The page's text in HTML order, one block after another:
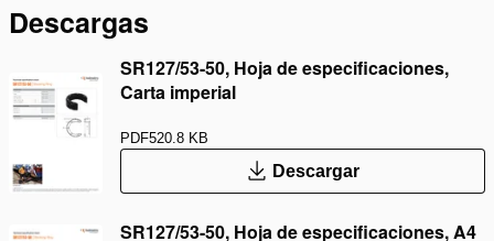
Descargas
SR127/53-50, Hoja de especificaciones,
Carta imperial
PDF520.8 KB
Descargar
SR127/53-50, Hoja de especificaciones, A4